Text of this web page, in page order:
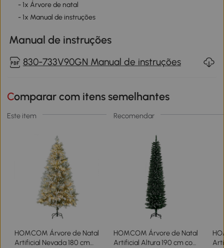
- 1x Árvore de natal
- 1x Manual de instruções
Manual de instruções
830-733V90GN Manual de instruções
Comparar com itens semelhantes
Este item Recomendar
HOMCOM Árvore de Natal
Artificial Nevada 180 cm
HOMCOM Árvore de Natal
Artificial Altura 190 cm com